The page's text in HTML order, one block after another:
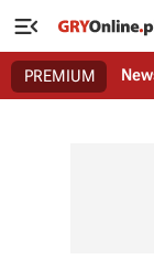

PREMIUM